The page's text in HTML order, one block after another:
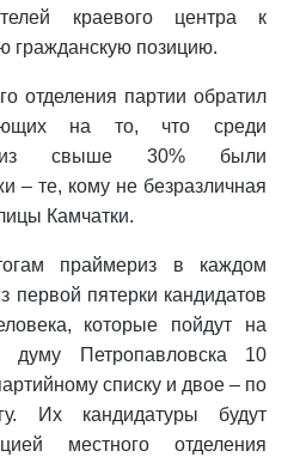
краевого центра к
гражданскую позицию.
отделения партии обратил
на то, что среди
свыше 30% были
– те, кому не безразличная
Камчатки.
праймериз в каждом
первой пятерки кандидатов
которые пойдут на
Петропавловска 10
списку и двое – по
Их кандидатуры будут
местного отделения